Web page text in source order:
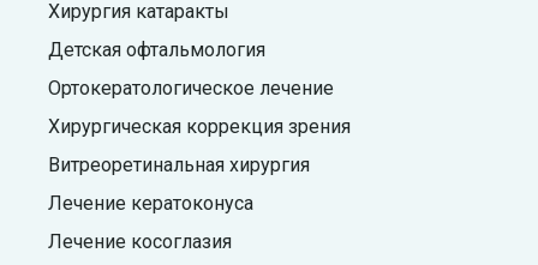
Хирургия катаракты
Детская офтальмология
Ортокератологическое лечение
Хирургическая коррекция зрения
Витреоретинальная хирургия
Лечение кератоконуса
Лечение косоглазия